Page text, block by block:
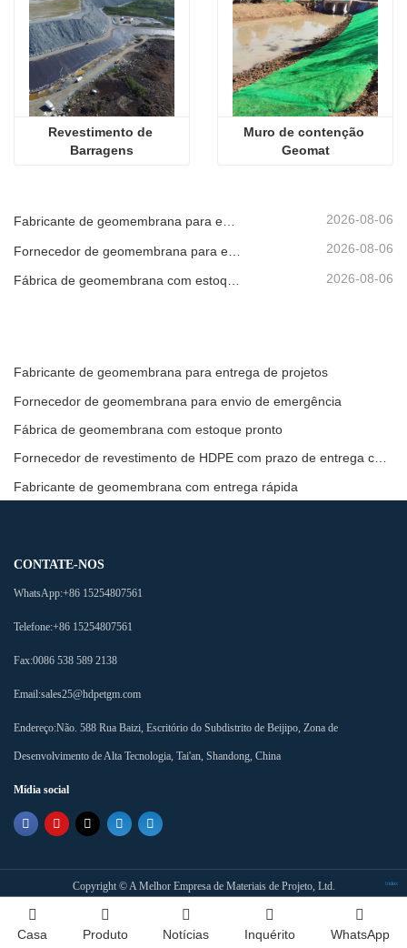
Revestimento de
Barragens
Muro de contenção
Geomat
Fabricante de geomembrana para entrega de projetos 2026-08-06
2026-08-06
2026-08-06
Fabricante de geomembrana para entrega de projetos
Fornecedor de geomembrana para envio de emergência
Fábrica de geomembrana com estoque pronto
Fornecedor de revestimento de HDPE com prazo de entrega curto
Fabricante de geomembrana com entrega rápida
CONTATE-NOS
WhatsApp:+86 15254807561
Telefone:+86 15254807561
Fax:0086 538 589 2138
Email:sales25@hdpetgm.com
Endereço:Não. 588 Rua Baizi, Escritório do Subdistrito de Beijipo, Zona de
Desenvolvimento de Alta Tecnologia, Tai'an, Shandong, China
Mídia social
Copyright ©A Melhor Empresa de Materiais de Projeto, Ltd. Index
Casa Produto Notícias Inquérito WhatsApp